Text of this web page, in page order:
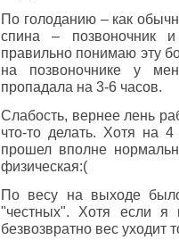
По голоданию – как
спина – позвоночник
правильно понимаю эту
на позвоночнике у
пропадала на 3-6 часов.
Слабость, вернее лень
что-то делать. Хотя на
прошел вполне
физическая:(
По весу на выходе
"честных". Хотя если я
безвозвратно вес уходит